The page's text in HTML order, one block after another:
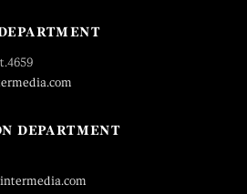
DEPARTMENT